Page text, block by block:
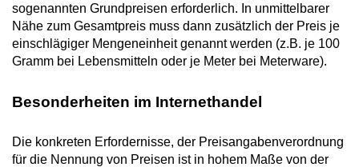
sogenannten Grundpreisen erforderlich. In unmittelbarer
Nähe zum Gesamtpreis muss dann zusätzlich der Preis je
einschlägiger Mengeneinheit genannt werden (z.B. je 100
Gramm bei Lebensmitteln oder je Meter bei Meterware).
Besonderheiten im Internethandel
Die konkreten Erfordernisse, der Preisangabenverordnung
für die Nennung von Preisen ist in hohem Maße von der